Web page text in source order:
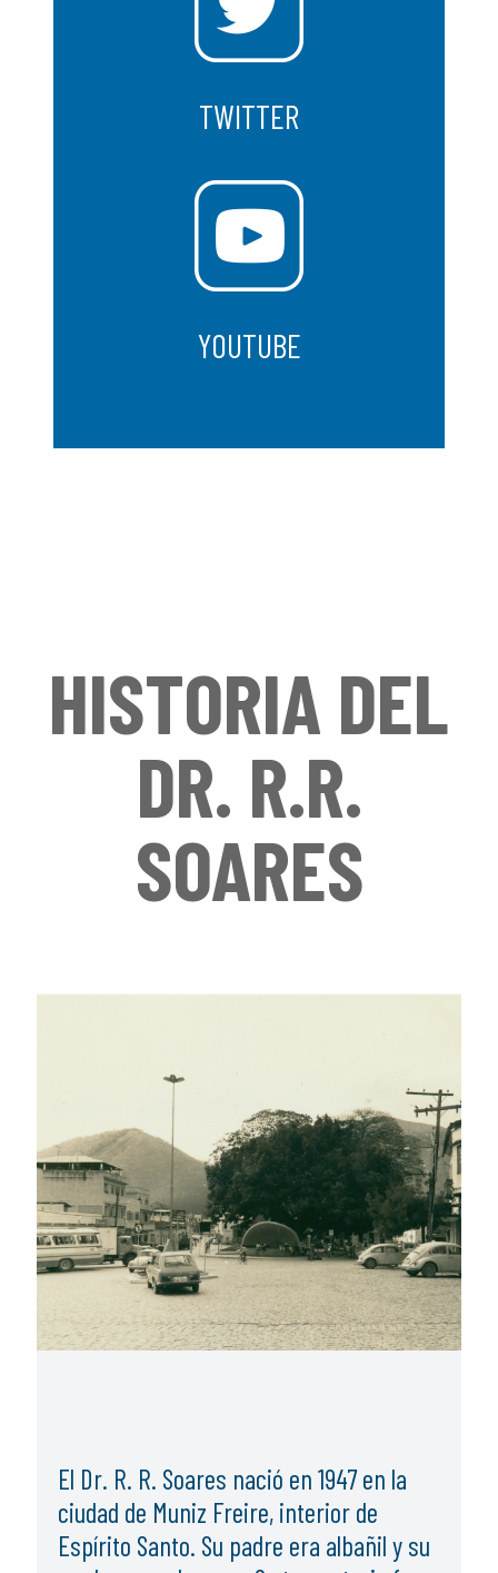
TWITTER
YOUTUBE
HISTORIA DEL
DR. R.R.
SOARES
El Dr. R. R. Soares nació en 1947 en la
ciudad de Muniz Freire, interior de
Espírito Santo. Su padre era albañil y su